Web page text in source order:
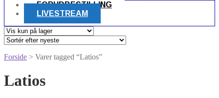
FORUDBESTILLING
LIVESTREAM
Forside > Varer tagged “Latios”
Latios